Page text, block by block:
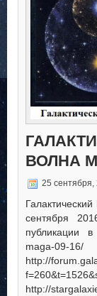
ВОЛНА
25 сентября,
сентября
публикации
maga-09-
http://
http://